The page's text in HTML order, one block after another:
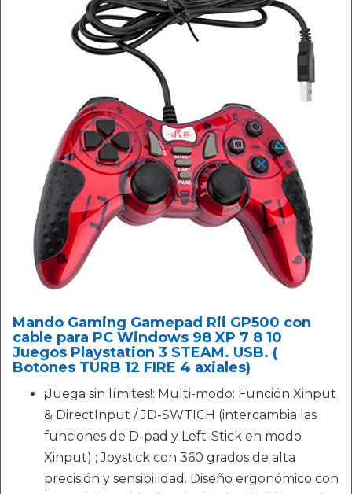
Mando Gaming Gamepad Rii GP500 con
cable para PC Windows 98 XP 7 8 10
Juegos Playstation 3 STEAM. USB. (
Botones TURB 12 FIRE 4 axiales)
¡Juega sin límites!: Multi-modo: Función Xinput
& DirectInput / JD-SWTICH (intercambia las
funciones de D-pad y Left-Stick en modo
Xinput) ; Joystick con 360 grados de alta
precisión y sensibilidad. Diseño ergonómico con